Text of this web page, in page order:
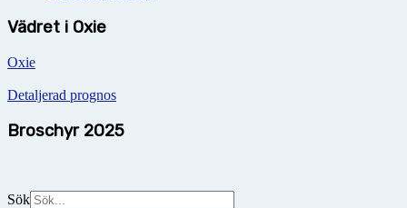
Vädret i Oxie
Oxie
Detaljerad prognos
Broschyr 2025
Sök